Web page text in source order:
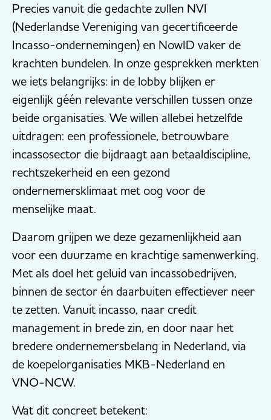
Precies vanuit die gedachte zullen NVI
(Nederlandse Vereniging van gecertificeerde
Incasso-ondernemingen) en NowID vaker de
krachten bundelen. In onze gesprekken merkten
we iets belangrijks: in de lobby blijken er
eigenlijk géén relevante verschillen tussen onze
beide organisaties. We willen allebei hetzelfde
uitdragen: een professionele, betrouwbare
incassosector die bijdraagt aan betaaldiscipline,
rechtszekerheid en een gezond
ondernemersklimaat met oog voor de
menselijke maat.
Daarom grijpen we deze gezamenlijkheid aan
voor een duurzame en krachtige samenwerking.
Met als doel het geluid van incassobedrijven,
binnen de sector én daarbuiten effectiever neer
te zetten. Vanuit incasso, naar credit
management in brede zin, en door naar het
bredere ondernemersbelang in Nederland, via
de koepelorganisaties MKB-Nederland en
VNO-NCW.
Wat dit concreet betekent: